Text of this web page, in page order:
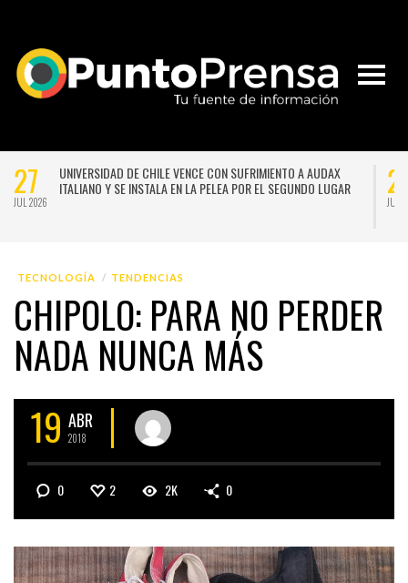
27
JUL 2026
UNIVERSIDAD DE CHILE VENCE CON SUFRIMIENTO A AUDAX
ITALIANO Y SE INSTALA EN LA PELEA POR EL SEGUNDO LUGAR
JUL
TECNOLOGÍA TENDENCIAS
CHIPOLO: PARA NO PERDER
NADA NUNCA MÁS
19 ABR
2018
0 2 2K 0